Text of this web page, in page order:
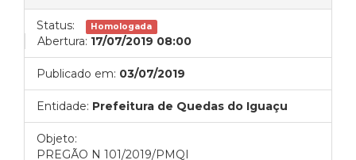
Status: Homologada
Abertura: 17/07/2019 08:00
Publicado em: 03/07/2019
Entidade: Prefeitura de Quedas do Iguaçu
Objeto:
PREGÃO N 101/2019/PMQI